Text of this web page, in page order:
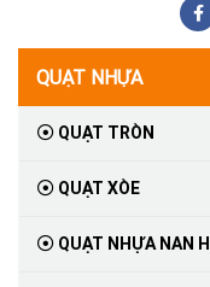
QUẠT NHỰA
QUẠT TRÒN
QUẠT XÒE
QUẠT NHỰA NAN